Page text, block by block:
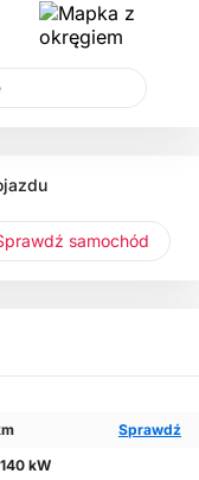
Sprawdź samochód
Sprawdź
kW